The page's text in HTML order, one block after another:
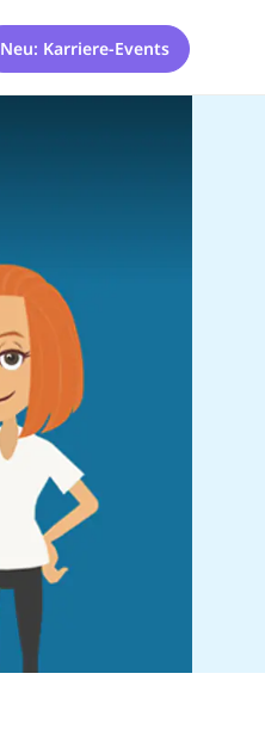
Neu: Karriere-Events